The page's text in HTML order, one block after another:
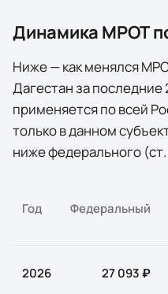
Динамика МРОТ
Ниже — как менялся
Дагестанза последние
применяется по всей
только в данном
ниже федерального (ст.
Год Федеральный
2026 27 093 ₽